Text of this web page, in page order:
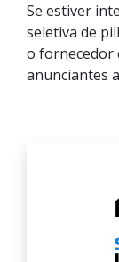
Se estiver
seletiva de
o fornecedor
anunciantes